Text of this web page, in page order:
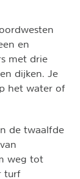
en
met drie
dijken. Je
het water of
de twaalfde
weg tot
turf